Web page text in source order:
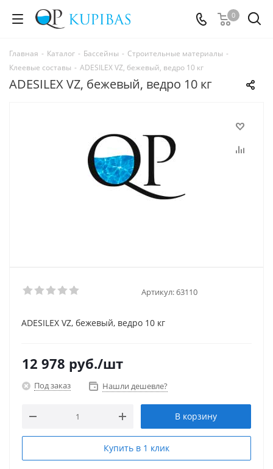
0
Главная - Каталог - Бассейны - Строительные материалы -
Клеевые составы - ADESILEX VZ, бежевый, ведро 10 кг
ADESILEX VZ, бежевый, ведро 10 кг
Артикул:63110
ADESILEX VZ, бежевый, ведро 10 кг
12 978 руб./шт
Под заказ Нашли дешевле?
В корзину
Купить в 1 клик